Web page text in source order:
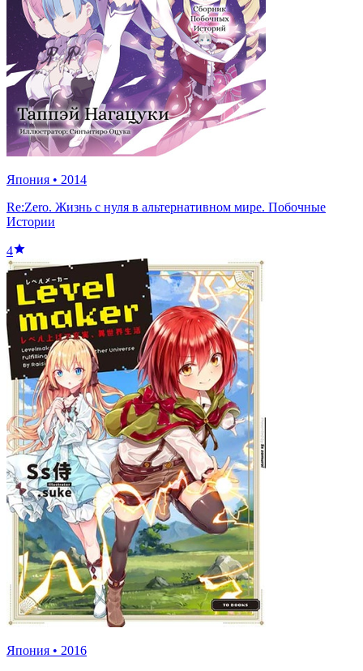
Япония • 2014
Re:Zero. Жизнь с нуля в альтернативном мире. Побочные
Истории
4
Япония • 2016